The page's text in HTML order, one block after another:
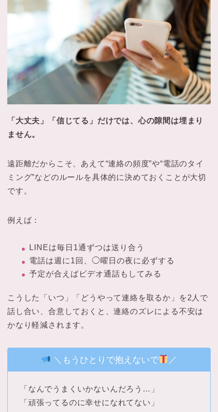
「大丈夫」「信じてる」だけでは、心の隙間は埋まり
ません。
遠距離だからこそ、あえて“連絡の頻度”や“電話のタイ
ミング”などのルールを具体的に決めておくことが大切
です。
例えば：
LINEは毎日1通ずつは送り合う
電話は週に1回、◯曜日の夜に必ずする
予定が合えばビデオ通話もしてみる
こうした「いつ」「どうやって連絡を取るか」を2人で
話し合い、合意しておくと、連絡のズレによる不安は
かなり軽減されます。
＼もうひとりで抱えないで ／
「なんでうまくいかないんだろう…」
「頑張ってるのに幸せになれてない」